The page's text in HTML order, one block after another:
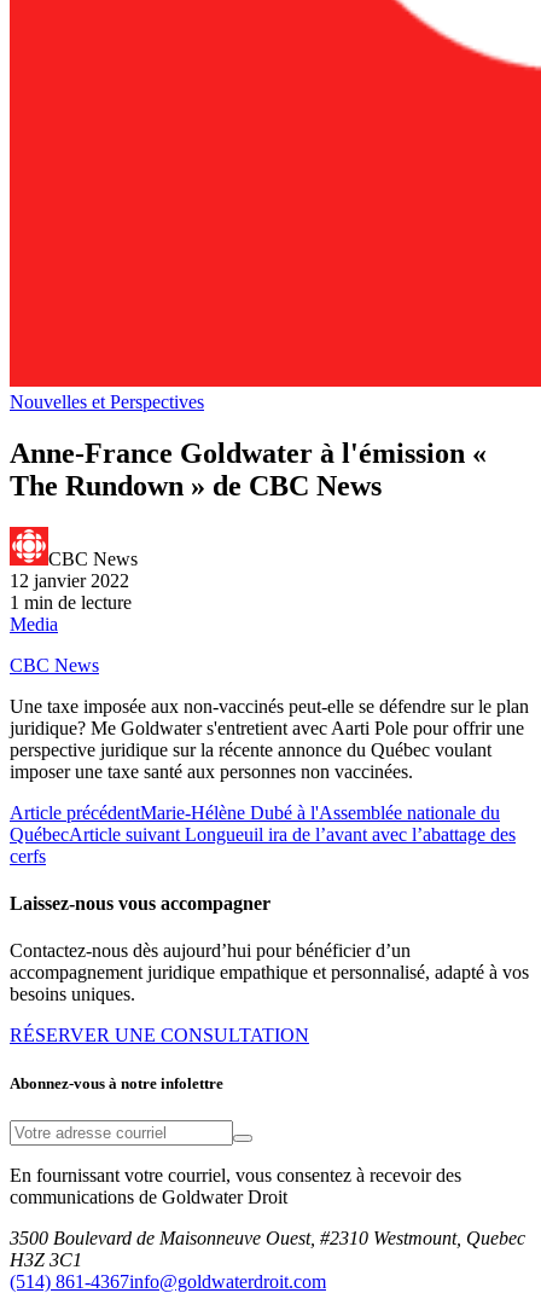
Nouvelles et Perspectives
Anne-France Goldwater à l'émission «
The Rundown » de CBC News
CBC News
12 janvier 2022
1 min de lecture
Media
CBC News
Une taxe imposée aux non-vaccinés peut-elle se défendre sur le plan
juridique? Me Goldwater s'entretient avec Aarti Pole pour offrir une
perspective juridique sur la récente annonce du Québec voulant
imposer une taxe santé aux personnes non vaccinées.
Article précédentMarie-Hélène Dubé à l'Assemblée nationale du
QuébecArticle suivant Longueuil ira de l’avant avec l’abattage des
cerfs
Laissez-nous vous accompagner
Contactez-nous dès aujourd’hui pour bénéficier d’un
accompagnement juridique empathique et personnalisé, adapté à vos
besoins uniques.
RÉSERVER UNE CONSULTATION
Abonnez-vous à notre infolettre
En fournissant votre courriel, vous consentez à recevoir des
communications de Goldwater Droit
3500 Boulevard de Maisonneuve Ouest, #2310 Westmount, Quebec
H3Z 3C1
(514) 861-4367info@goldwaterdroit.com